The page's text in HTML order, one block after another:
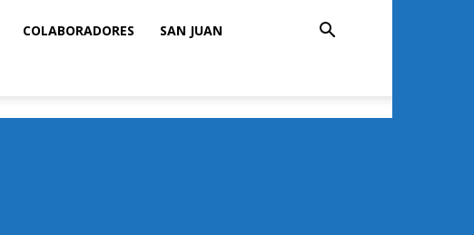
COLABORADORES SAN JUAN